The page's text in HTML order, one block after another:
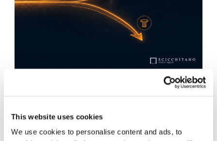
This website uses cookies
We use cookies to personalise content and ads, to
Obbligazioni solidali passive:
regresso